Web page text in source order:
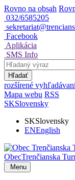
Rovno na obsah
032/6585205
Facebook
Aplikácia
SMS Info
Hľadať
rozšírené
Mapa webu RSS
SKSlovensky
SKSlovensky
ENEnglish
ObecTrenčianska
Menu